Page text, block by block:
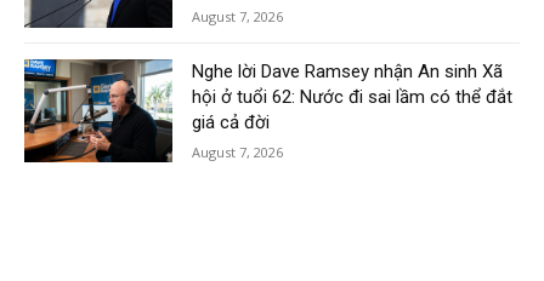
August 7, 2026
Nghe lời Dave Ramsey nhận An sinh Xã
hội ở tuổi 62: Nước đi sai lầm có thể đắt
giá cả đời
August 7, 2026